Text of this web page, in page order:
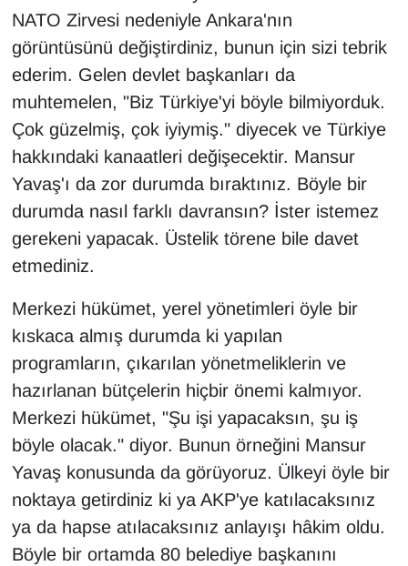
NATO Zirvesi nedeniyle Ankara'nın
görüntüsünü değiştirdiniz, bunun için sizi tebrik
ederim. Gelen devlet başkanları da
muhtemelen, "Biz Türkiye'yi böyle bilmiyorduk.
Çok güzelmiş, çok iyiymiş." diyecek ve Türkiye
hakkındaki kanaatleri değişecektir. Mansur
Yavaş'ı da zor durumda bıraktınız. Böyle bir
durumda nasıl farklı davransın? İster istemez
gerekeni yapacak. Üstelik törene bile davet
etmediniz.
Merkezi hükümet, yerel yönetimleri öyle bir
kıskaca almış durumda ki yapılan
programların, çıkarılan yönetmeliklerin ve
hazırlanan bütçelerin hiçbir önemi kalmıyor.
Merkezi hükümet, "Şu işi yapacaksın, şu iş
böyle olacak." diyor. Bunun örneğini Mansur
Yavaş konusunda da görüyoruz. Ülkeyi öyle bir
noktaya getirdiniz ki ya AKP'ye katılacaksınız
ya da hapse atılacaksınız anlayışı hâkim oldu.
Böyle bir ortamda 80 belediye başkanını